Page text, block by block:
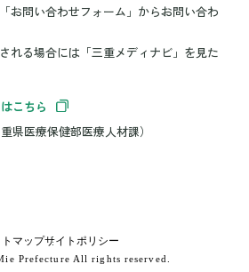
お問い合わせフォーム」からお問い合わ
れる場合には「三重メディナビ」を見た
こちら
県医療保健部医療人材課）
マップサイトポリシー
Prefecture All rights reserved.